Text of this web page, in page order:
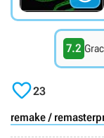
7.2
23
remake / remaster